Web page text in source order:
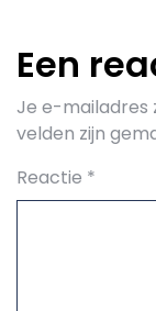
Een
Je e-mailadres
velden zijn
Reactie *